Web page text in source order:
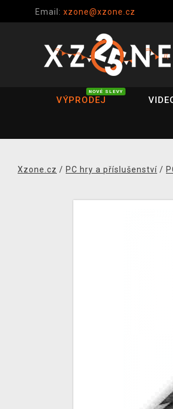
Email: xzone@xzone.cz
VÝPRODEJ
NOVÉ SLEVY
Xzone.cz / PC hry a příslušenství /